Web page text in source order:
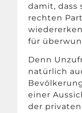
damit, dass
rechten
für
Denn
natürlich
einer
der